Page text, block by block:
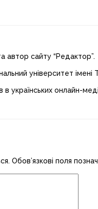
автор сайту “Редактор”.
університет
українських онлайн-
Обов’язкові поля